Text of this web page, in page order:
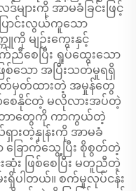
ားကို အာမခံခြင်းဖြင့်
ောင်းလွယ်ကူသော
မျဉ်းကွေးနှင့်
က်ညီစေပြီး ရှုပ်ထွေးသော
စ်သော အပြီးသတ်မှုရရှိ
မှတ်ထားတဲ့ အမှုန်တွေ
ေနိုင်တဲ့ မလိုလားအပ်တဲ့
ာတာတွေကို ကာကွယ်တဲ့
းတဲ့နှုန်းကို အာမခံ
ြောက်သွေ့ပြီး စိုစွတ်တဲ့
း ဖြစ်စေပြီး မတူညီတဲ့
မ်းရှိပါတယ်။ စက်မှုလုပ်ငန်း